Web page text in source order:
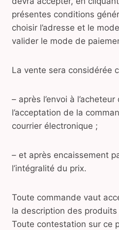
présentes conditions
choisir l’adresse et le
valider le mode de
La vente sera considérée
– après l’envoi à
l’acceptation de la
courrier électronique ;
– et après encaissement
l’intégralité du prix.
Toute commande vaut
la description des
Toute contestation sur ce